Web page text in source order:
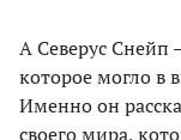
А Северус Снейп
которое могло в
Именно он
своего мира,